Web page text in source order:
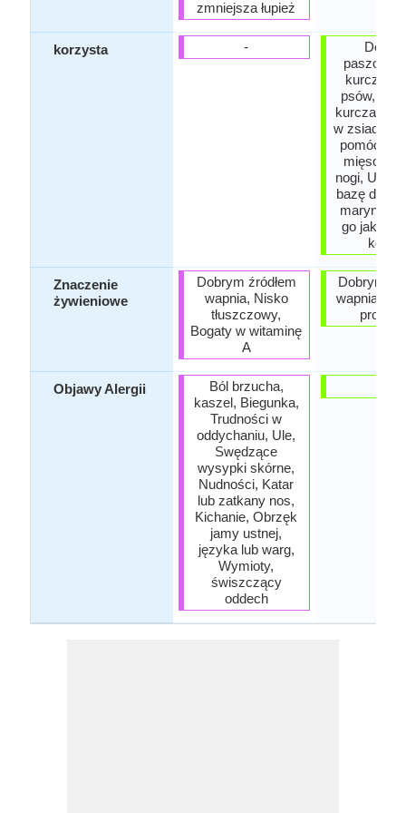
korzysta
Znaczenie
żywieniowe
Objawy Alergii
zmniejsza łupież
-
Dobrym źródłem
wapnia, Nisko
tłuszczowy,
Bogaty w witaminę
A
Ból brzucha,
kaszel, Biegunka,
Trudności w
oddychaniu, Ule,
Swędzące
wysypki skórne,
Nudności, Katar
lub zatkany nos,
Kichanie, Obrzęk
jamy ustnej,
języka lub warg,
Wymioty,
świszczący
oddech
kurcząt,
psów,
kurczaka
w
pomóc
mięso,
nogi, Użyj
bazę do
go jako
Dobrym
wapnia,